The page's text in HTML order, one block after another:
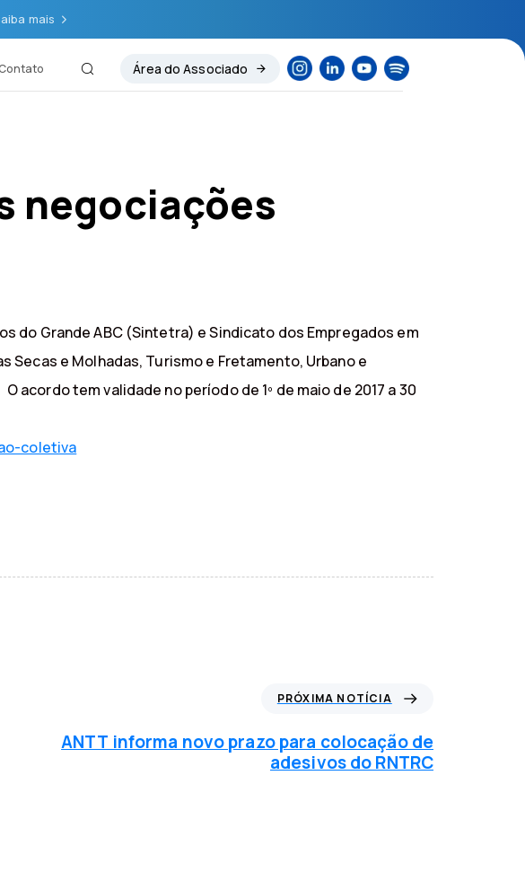
mais
Contato Área do Associado
negociações
do Grande ABC (Sintetra) e Sindicato dos Empregados em
e Molhadas, Turismo e Fretamento, Urbano e
acordo tem validade no período de 1º de maio de 2017 a 30
coletiva
PRÓXIMA NOTÍCIA
ANTT informa novo prazo para colocação de
adesivos do RNTRC